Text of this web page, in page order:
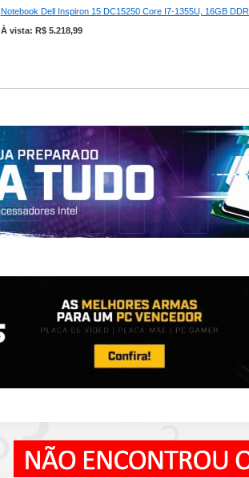
Notebook Dell Inspiron 15 DC15250 Core I7-1355U, 16GB
À vista: R$ 5.218,99